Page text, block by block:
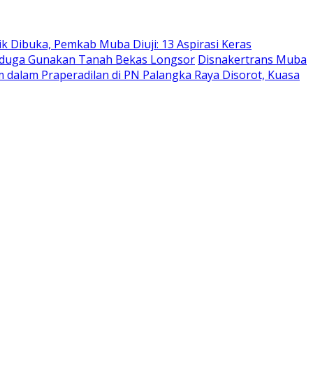
Dibuka, Pemkab Muba Diuji: 13 Aspirasi Keras
Gunakan Tanah Bekas Longsor Disnakertrans Muba
Praperadilan di PN Palangka Raya Disorot, Kuasa